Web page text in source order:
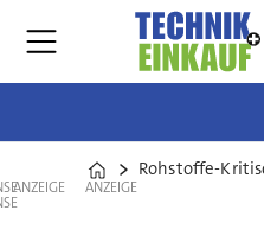
Home
Rohstoffe-
ANZEIGE ANZEIGE